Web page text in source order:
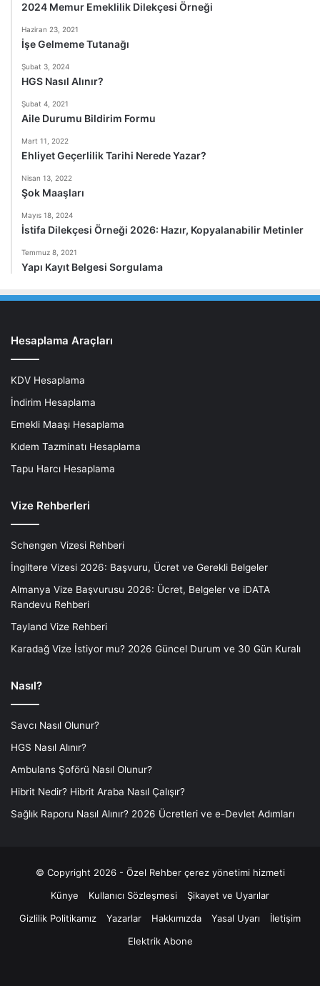
2024 Memur Emeklilik Dilekçesi Örneği
Haziran 23, 2021
İşe Gelmeme Tutanağı
Şubat 3, 2024
HGS Nasıl Alınır?
Şubat 4, 2021
Aile Durumu Bildirim Formu
Mart 11, 2022
Ehliyet Geçerlilik Tarihi Nerede Yazar?
Nisan 13, 2022
Şok Maaşları
Mayıs 18, 2024
İstifa Dilekçesi Örneği 2026: Hazır, Kopyalanabilir Metinler
Temmuz 8, 2021
Yapı Kayıt Belgesi Sorgulama
Hesaplama Araçları
KDV Hesaplama
İndirim Hesaplama
Emekli Maaşı Hesaplama
Kıdem Tazminatı Hesaplama
Tapu Harcı Hesaplama
Vize Rehberleri
Schengen Vizesi Rehberi
İngiltere Vizesi 2026: Başvuru, Ücret ve Gerekli Belgeler
Almanya Vize Başvurusu 2026: Ücret, Belgeler ve iDATA
Randevu Rehberi
Tayland Vize Rehberi
Karadağ Vize İstiyor mu? 2026 Güncel Durum ve 30 Gün Kuralı
Nasıl?
Savcı Nasıl Olunur?
HGS Nasıl Alınır?
Ambulans Şoförü Nasıl Olunur?
Hibrit Nedir? Hibrit Araba Nasıl Çalışır?
Sağlık Raporu Nasıl Alınır? 2026 Ücretleri ve e-Devlet Adımları
© Copyright 2026 - Özel Rehber çerez yönetimi hizmeti
Künye
Kullanıcı Sözleşmesi
Şikayet ve Uyarılar
Gizlilik Politikamız
Yazarlar Hakkımızda Yasal Uyarı
İletişim
Elektrik Abone